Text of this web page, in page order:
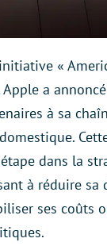
«
a
à sa
dans la
à réduire sa
ses coûts